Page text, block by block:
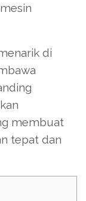
di
membuat
tepat dan